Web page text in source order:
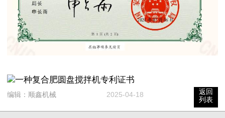
编辑： 顺鑫机械 2025-04-18
返回
列表